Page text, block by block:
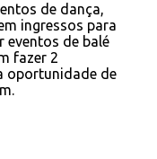
de dança,
ingressos para
eventos de balé
fazer 2
oportunidade de